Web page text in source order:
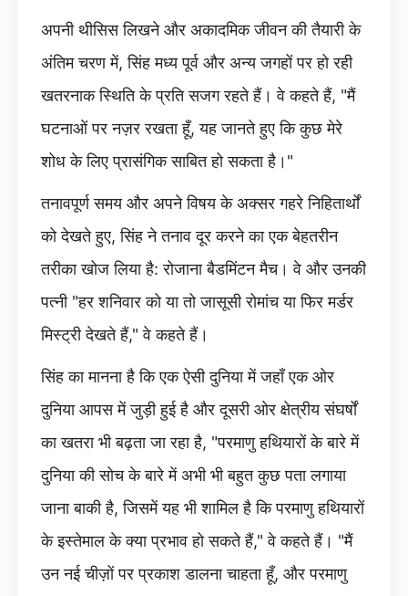
अपनी थीसिस लिखने और अकादमिक जीवन की तैयारी के
अंतिम चरण में, सिंह मध्य पूर्व और अन्य जगहों पर हो रही
खतरनाक स्थिति के प्रति सजग रहते हैं। वे कहते हैं, "मैं
घटनाओं पर नज़र रखता हूँ, यह जानते हुए कि कुछ मेरे
शोध के लिए प्रासंगिक साबित हो सकता है।"
तनावपूर्ण समय और अपने विषय के अक्सर गहरे निहितार्थों
को देखते हुए, सिंह ने तनाव दूर करने का एक बेहतरीन
तरीका खोज लिया है: रोजाना बैडमिंटन मैच। वे और उनकी
पत्नी "हर शनिवार को या तो जासूसी रोमांच या फिर मर्डर
मिस्ट्री देखते हैं," वे कहते हैं।
सिंह का मानना ​​है कि एक ऐसी दुनिया में जहाँ एक ओर
दुनिया आपस में जुड़ी हुई है और दूसरी ओर क्षेत्रीय संघर्षों
का खतरा भी बढ़ता जा रहा है, "परमाणु हथियारों के बारे में
दुनिया की सोच के बारे में अभी भी बहुत कुछ पता लगाया
जाना बाकी है, जिसमें यह भी शामिल है कि परमाणु हथियारों
के इस्तेमाल के क्या प्रभाव हो सकते हैं," वे कहते हैं। "मैं
उन नई चीज़ों पर प्रकाश डालना चाहता हूँ, और परमाणु